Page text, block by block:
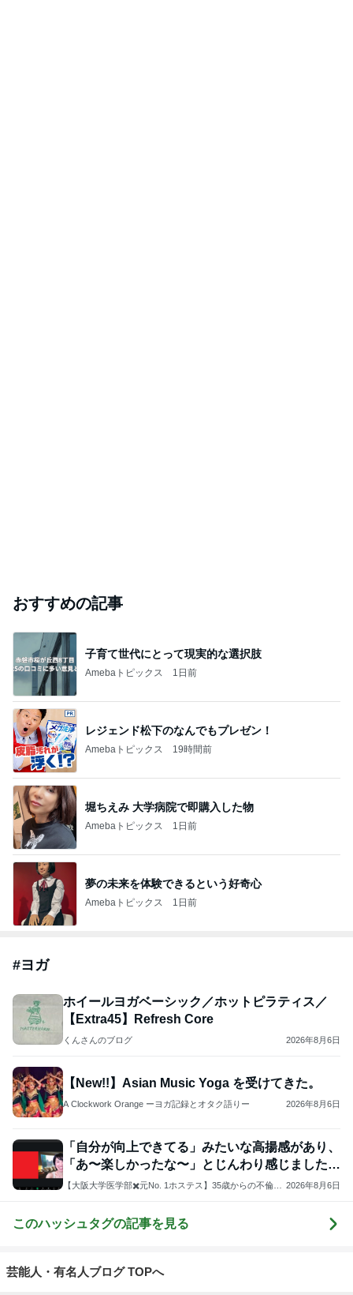
おすすめの記事
子育て世代にとって現実的な選択肢
Amebaトピックス 1日前
レジェンド松下のなんでもプレゼン！
Amebaトピックス 19時間前
堀ちえみ 大学病院で即購入した物
Amebaトピックス 1日前
夢の未来を体験できるという好奇心
Amebaトピックス 1日前
#ヨガ
ホイールヨガベーシック／ホットピラティス／
【Extra45】Refresh Core
くんさんのブログ 2026年8月6日
【New!!】Asian Music Yoga を受けてきた。
A Clockwork Orange ーヨガ記録とオタク語りー 2026年8月6日
「自分が向上できてる」みたいな高揚感があり、
「あ〜楽しかったな〜」とじんわり感じました～
ご感想
【大阪大学医学部✖️元No. 1ホステス】35歳からの不倫恋
2026年8月6日
このハッシュタグの記事を見る
芸能人・有名人ブログ TOPへ